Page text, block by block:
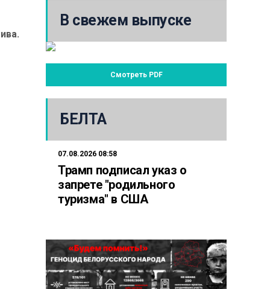
В свежем выпуске
Смотреть PDF
БЕЛТА
07.08.2026 08:58
Трамп подписал указ о
запрете "родильного
туризма" в США